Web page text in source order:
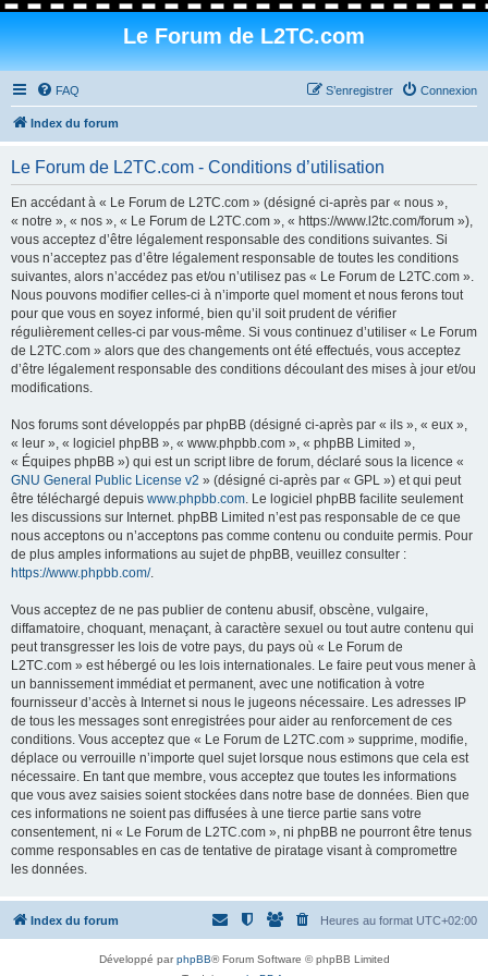
Le Forum de L2TC.com
FAQ Connexion
S’enregistrer
Index du forum
Le Forum de L2TC.com - Conditions d’utilisation
En accédant à « Le Forum de L2TC.com » (désigné ci-après par « nous »,
« notre », « nos », « Le Forum de L2TC.com », « https://www.l2tc.com/forum »),
vous acceptez d’être légalement responsable des conditions suivantes. Si
vous n’acceptez pas d’être légalement responsable de toutes les conditions
suivantes, alors n’accédez pas et/ou n’utilisez pas « Le Forum de L2TC.com ».
Nous pouvons modifier celles-ci à n’importe quel moment et nous ferons tout
pour que vous en soyez informé, bien qu’il soit prudent de vérifier
régulièrement celles-ci par vous-même. Si vous continuez d’utiliser « Le Forum
de L2TC.com » alors que des changements ont été effectués, vous acceptez
d’être légalement responsable des conditions découlant des mises à jour et/ou
modifications.
Nos forums sont développés par phpBB (désigné ci-après par « ils », « eux »,
« leur », « logiciel phpBB », « www.phpbb.com », « phpBB Limited »,
« Équipes phpBB ») qui est un script libre de forum, déclaré sous la licence «
GNU General Public License v2 » (désigné ci-après par « GPL ») et qui peut
être téléchargé depuis www.phpbb.com. Le logiciel phpBB facilite seulement
les discussions sur Internet. phpBB Limited n’est pas responsable de ce que
nous acceptons ou n’acceptons pas comme contenu ou conduite permis. Pour
de plus amples informations au sujet de phpBB, veuillez consulter :
https://www.phpbb.com/.
Vous acceptez de ne pas publier de contenu abusif, obscène, vulgaire,
diffamatoire, choquant, menaçant, à caractère sexuel ou tout autre contenu qui
peut transgresser les lois de votre pays, du pays où « Le Forum de
L2TC.com » est hébergé ou les lois internationales. Le faire peut vous mener à
un bannissement immédiat et permanent, avec une notification à votre
fournisseur d’accès à Internet si nous le jugeons nécessaire. Les adresses IP
de tous les messages sont enregistrées pour aider au renforcement de ces
conditions. Vous acceptez que « Le Forum de L2TC.com » supprime, modifie,
déplace ou verrouille n’importe quel sujet lorsque nous estimons que cela est
nécessaire. En tant que membre, vous acceptez que toutes les informations
que vous avez saisies soient stockées dans notre base de données. Bien que
ces informations ne soient pas diffusées à une tierce partie sans votre
consentement, ni « Le Forum de L2TC.com », ni phpBB ne pourront être tenus
comme responsables en cas de tentative de piratage visant à compromettre
les données.
Index du forum Heures au format UTC+02:00
Développé parphpBB® Forum Software © phpBB Limited